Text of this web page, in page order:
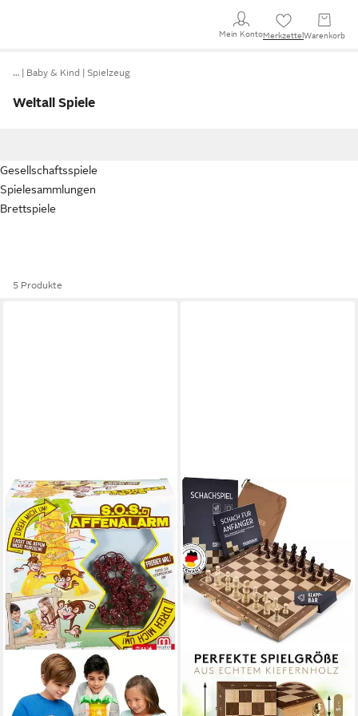
Mein KontoMerkzettel Warenkorb
… Baby & Kind Spielzeug
Weltall Spiele
Gesellschaftsspiele
Spielesammlungen
Brettspiele
5 Produkte